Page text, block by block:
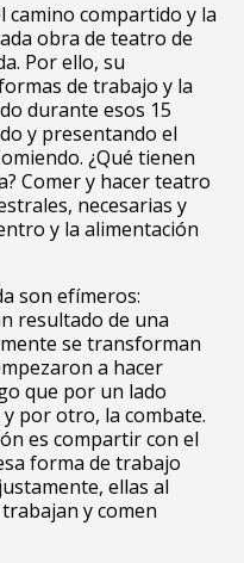
camino compartido y la
obra de teatro de
Por ello, su
de trabajo y la
durante esos 15
y presentando el
¿Qué tienen
Comer y hacer teatro
necesarias y
y la alimentación
son efímeros:
resultado de una
se transforman
a hacer
que por un lado
por otro, la combate.
es compartir con el
forma de trabajo
ellas al
y comen